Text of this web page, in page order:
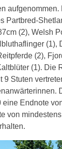
aufgenommen.
Partbred-
(2), Welsh
(1),
(2),
(1). Die
9 Stuten
eine Endnote
von